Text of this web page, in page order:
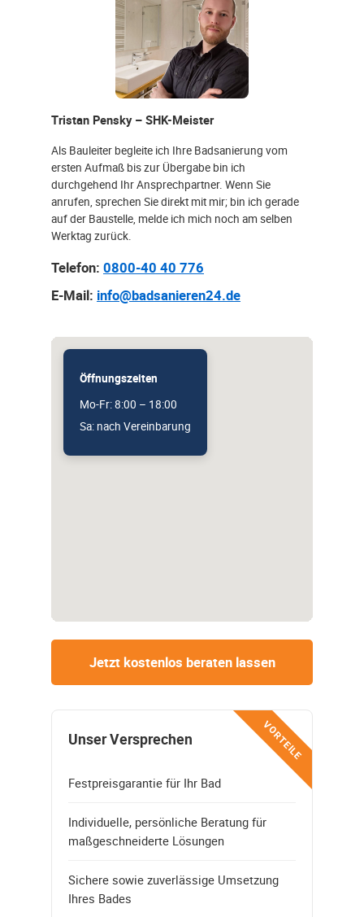
Tristan Pensky – SHK-Meister
Als Bauleiter begleite ich Ihre Badsanierung vom
ersten Aufmaß bis zur Übergabe bin ich
durchgehend Ihr Ansprechpartner. Wenn Sie
anrufen, sprechen Sie direkt mit mir; bin ich gerade
auf der Baustelle, melde ich mich noch am selben
Werktag zurück.
Telefon: 0800-40 40 776
E-Mail: info@badsanieren24.de
Öffnungszeiten
Mo-Fr: 8:00 – 18:00
Sa: nach Vereinbarung
Jetzt kostenlos beraten lassen
VORTEILE
Unser Versprechen
Festpreisgarantie für Ihr Bad
Individuelle, persönliche Beratung für
maßgeschneiderte Lösungen
Sichere sowie zuverlässige Umsetzung
Ihres Bades